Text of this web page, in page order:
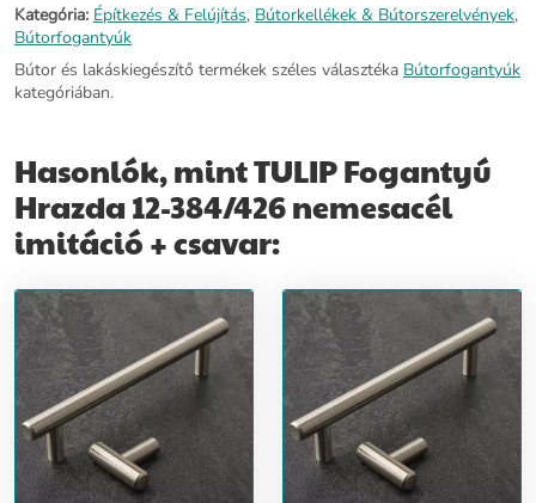
Kategória: Építkezés & Felújítás, Bútorkellékek & Bútorszerelvények,
Bútorfogantyúk
Bútor és lakáskiegészítő termékek széles választéka Bútorfogantyúk
kategóriában.
Hasonlók, mint TULIP Fogantyú
Hrazda 12-384/426 nemesacél
imitáció + csavar: